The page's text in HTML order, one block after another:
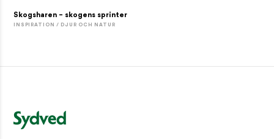
Skogsharen – skogens sprinter
INSPIRATION / DJUR OCH NATUR